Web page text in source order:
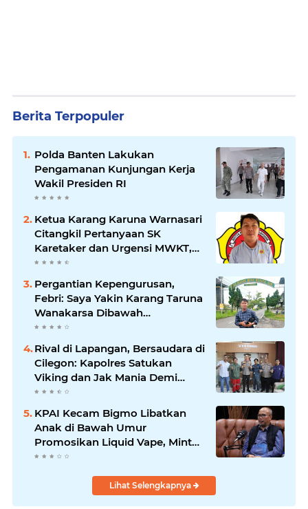
Berita Terpopuler
Polda Banten Lakukan
Pengamanan Kunjungan Kerja
Wakil Presiden RI
Ketua Karang Karuna Warnasari
Citangkil Pertanyaan SK
Karetaker dan Urgensi MWKT,
Saat Suasana Berduka
Pergantian Kepengurusan,
Febri: Saya Yakin Karang Taruna
Wanakarsa Dibawah
Kepemimpinan Bung Entus
Jauh Membawa Manfaat
Rival di Lapangan, Bersaudara di
Cilegon: Kapolres Satukan
Viking dan Jak Mania Demi
Nobar Damai Piala Presiden
KPAI Kecam Bigmo Libatkan
Anak di Bawah Umur
Promosikan Liquid Vape, Minta
Aparat Bertindak Tegas
Lihat Selengkapnya